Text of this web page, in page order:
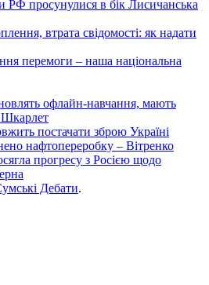
РФ просунулися в бік Лисичанська
втрата свідомості: як надати
перемоги – наша національна
офлайн-навчання, мають
Шкарлет
постачати зброю Україні
нафтопереробку – Вітренко
прогресу з Росією щодо
Дебати.